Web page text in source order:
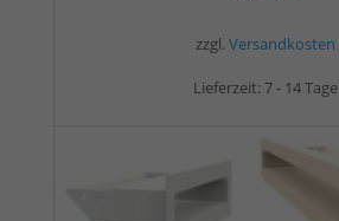
zzgl. Versandkosten
Lieferzeit: 7 - 14 Tage